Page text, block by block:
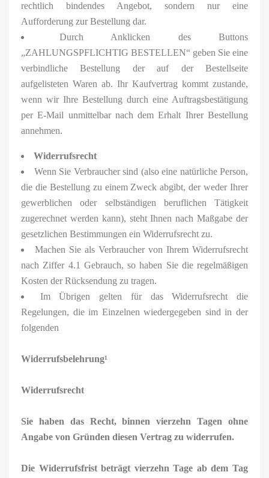
rechtlich bindendes Angebot, sondern nur eine
Aufforderung zur Bestellung dar.
Durch Anklicken des Buttons
„ZAHLUNGSPFLICHTIG BESTELLEN“ geben Sie eine
verbindliche Bestellung der auf der Bestellseite
aufgelisteten Waren ab. Ihr Kaufvertrag kommt zustande,
wenn wir Ihre Bestellung durch eine Auftragsbestätigung
per E-Mail unmittelbar nach dem Erhalt Ihrer Bestellung
annehmen.
Widerrufsrecht
Wenn Sie Verbraucher sind (also eine natürliche Person,
die die Bestellung zu einem Zweck abgibt, der weder Ihrer
gewerblichen oder selbständigen beruflichen Tätigkeit
zugerechnet werden kann), steht Ihnen nach Maßgabe der
gesetzlichen Bestimmungen ein Widerrufsrecht zu.
Machen Sie als Verbraucher von Ihrem Widerrufsrecht
nach Ziffer 4.1 Gebrauch, so haben Sie die regelmäßigen
Kosten der Rücksendung zu tragen.
Im Übrigen gelten für das Widerrufsrecht die
Regelungen, die im Einzelnen wiedergegeben sind in der
folgenden
Widerrufsbelehrung¹
Widerrufsrecht
Sie haben das Recht, binnen vierzehn Tagen ohne
Angabe von Gründen diesen Vertrag zu widerrufen.
Die Widerrufsfrist beträgt vierzehn Tage ab dem Tag